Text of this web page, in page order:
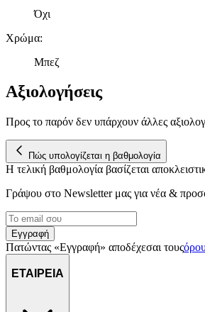
Όχι
Χρώμα:
Μπεζ
Αξιολογήσεις
Προς το παρόν δεν υπάρχουν άλλες
Πώς υπολογίζεται η βαθμολογία
Η τελική βαθμολογία βασίζεται
Γράψου στο Νewsletter μας για νέα &
Εγγραφή
Πατώντας «Εγγραφή» αποδέχεσαι τους
ΕΤΑΙΡΕΙΑ